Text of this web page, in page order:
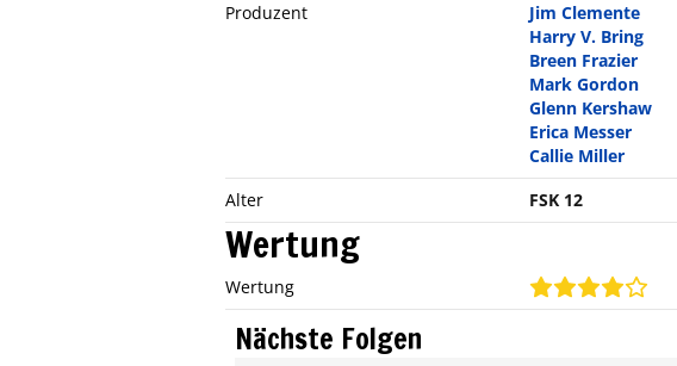
Produzent
Jim Clemente
Harry V. Bring
Breen Frazier
Mark Gordon
Glenn Kershaw
Erica Messer
Callie Miller
Alter
FSK 12
Wertung
Wertung
Nächste Folgen